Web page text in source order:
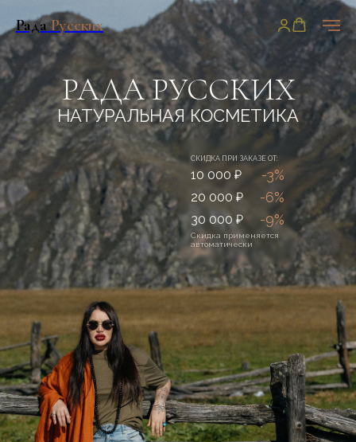
РадаРусских
НАТУРАЛЬНАЯ КОСМЕТИКА
РАДА РУССКИХ
СКИДКА ПРИ ЗАКАЗЕ ОТ:
10 000 ₽ -3%
20 000 ₽ -6%
30 000 ₽ -9%
Скидка применяется
автоматически